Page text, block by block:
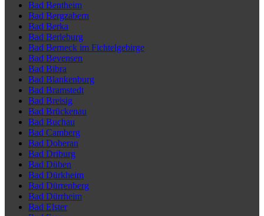
Bad Bentheim
Bad Bergzabern
Bad Berka
Bad Berleburg
Bad Berneck im Fichtelgebirge
Bad Bevensen
Bad Bibra
Bad Blankenburg
Bad Bramstedt
Bad Breisig
Bad Brückenau
Bad Buchau
Bad Camberg
Bad Doberan
Bad Driburg
Bad Düben
Bad Dürkheim
Bad Dürrenberg
Bad Dürrheim
Bad Elster